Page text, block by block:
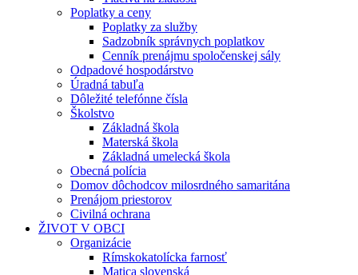
Poplatky a ceny
Poplatky za služby
Sadzobník správnych poplatkov
Cenník prenájmu spoločenskej sály
Odpadové hospodárstvo
Úradná tabuľa
Dôležité telefónne čísla
Školstvo
Základná škola
Materská škola
Základná umelecká škola
Obecná polícia
Domov dôchodcov milosrdného samaritána
Prenájom priestorov
Civilná ochrana
ŽIVOT V OBCI
Organizácie
Rímskokatolícka farnosť
Matica slovenská